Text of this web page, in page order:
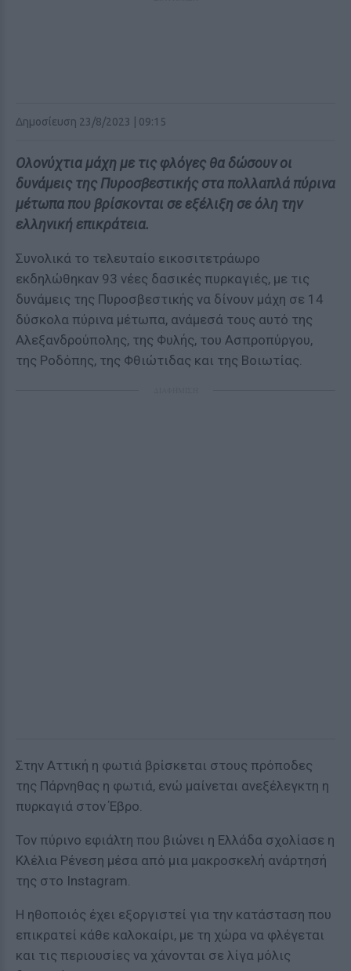
Δημοσίευση 23/8/2023 | 09:15
Ολονύχτια μάχη με τις φλόγες θα δώσουν οι
δυνάμεις της Πυροσβεστικής στα πολλαπλά πύρινα
μέτωπα που βρίσκονται σε εξέλιξη σε όλη την
ελληνική επικράτεια.
Συνολικά το τελευταίο εικοσιτετράωρο
εκδηλώθηκαν 93 νέες δασικές πυρκαγιές, με τις
δυνάμεις της Πυροσβεστικής να δίνουν μάχη σε 14
δύσκολα πύρινα μέτωπα, ανάμεσά τους αυτό της
Αλεξανδρούπολης, της Φυλής, του Ασπροπύργου,
της Ροδόπης, της Φθιώτιδας και της Βοιωτίας.
Στην Αττική η φωτιά βρίσκεται στους πρόποδες
της Πάρνηθας η φωτιά, ενώ μαίνεται ανεξέλεγκτη η
πυρκαγιά στον Έβρο.
Τον πύρινο εφιάλτη που βιώνει η Ελλάδα σχολίασε η
Κλέλια Ρένεση μέσα από μια μακροσκελή ανάρτησή
της στο Instagram.
Η ηθοποιός έχει εξοργιστεί για την κατάσταση που
επικρατεί κάθε καλοκαίρι, με τη χώρα να φλέγεται
και τις περιουσίες να χάνονται σε λίγα μόλις